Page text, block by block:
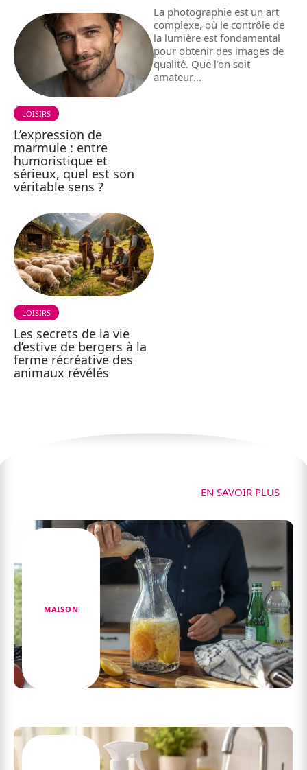
LOISIRS
L’expression de
marmule : entre
humoristique et
sérieux, quel est son
véritable sens ?
LOISIRS
Les secrets de la vie
d’estive de bergers à la
ferme récréative des
animaux révélés
La photographie est un art
complexe, où le contrôle de
la lumière est fondamental
pour obtenir des images de
qualité. Que l’on soit
amateur…
EN SAVOIR PLUS
MAISON